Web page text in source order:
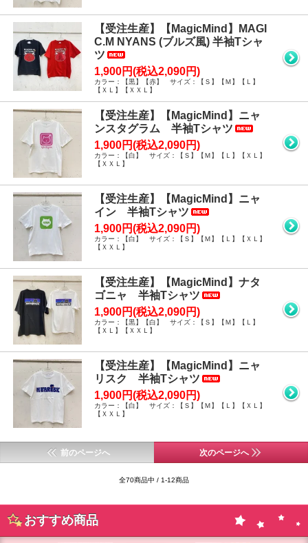
【受注生産】【MagicMind】MAGI
C.M NYANS (ブルズ風) 半袖Tシャ
ツ
1,900円(税込2,090円)
カラー：【黒】【赤】 サイズ：【Ｓ】【Ｍ】【Ｌ】
【ＸＬ】【ＸＸＬ】
【受注生産】【MagicMind】ニャ
ンスタグラム 半袖Tシャツ
1,900円(税込2,090円)
カラー：【白】 サイズ：【Ｓ】【Ｍ】【Ｌ】【ＸＬ】
【ＸＸＬ】
【受注生産】【MagicMind】ニャ
イン 半袖Tシャツ
1,900円(税込2,090円)
カラー：【白】 サイズ：【Ｓ】【Ｍ】【Ｌ】【ＸＬ】
【ＸＸＬ】
【受注生産】【MagicMind】ナタ
ゴニャ 半袖Tシャツ
1,900円(税込2,090円)
カラー：【黒】【白】 サイズ：【Ｓ】【Ｍ】【Ｌ】
【ＸＬ】【ＸＸＬ】
【受注生産】【MagicMind】ニャ
リスク 半袖Tシャツ
1,900円(税込2,090円)
カラー：【白】 サイズ：【Ｓ】【Ｍ】【Ｌ】【ＸＬ】
【ＸＸＬ】
前のページへ 次のページへ
全70商品中 / 1-12商品
おすすめ商品